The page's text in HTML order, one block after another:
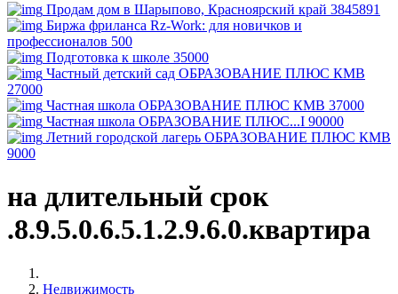
Продам дом в Шарыпово, Красноярский край 3845891
Биржа фриланса Rz-Work: для новичков и
профессионалов 500
Подготовка к школе 35000
Частный детский сад ОБРАЗОВАНИЕ ПЛЮС КМВ
27000
Частная школа ОБРАЗОВАНИЕ ПЛЮС КМВ 37000
Частная школа ОБРАЗОВАНИЕ ПЛЮС...I 90000
Летний городской лагерь ОБРАЗОВАНИЕ ПЛЮС КМВ
9000
на длительный срок
.8.9.5.0.6.5.1.2.9.6.0.квартира
Недвижимость